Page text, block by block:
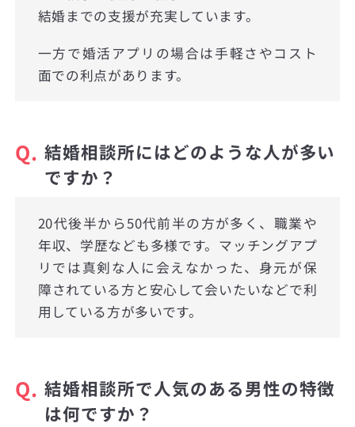
結婚までの支援が充実しています。
一方で婚活アプリの場合は手軽さやコスト
面での利点があります。
Q. 結婚相談所にはどのような人が多い
ですか？
20代後半から50代前半の方が多く、職業や
年収、学歴なども多様です。マッチングアプ
リでは真剣な人に会えなかった、身元が保
障されている方と安心して会いたいなどで利
用している方が多いです。
Q. 結婚相談所で人気のある男性の特徴
は何ですか？